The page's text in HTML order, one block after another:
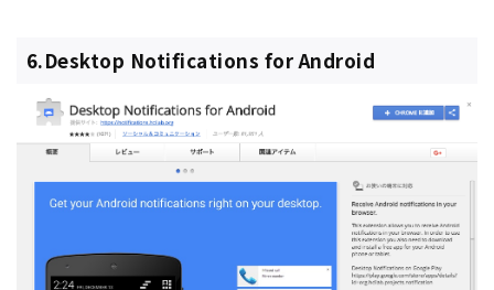
6.Desktop Notifications for Android